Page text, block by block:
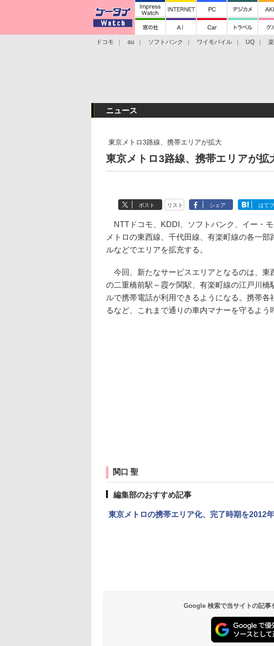
ドコモ au ソフトバンク ワイモバイル UQ
ニュース
東京メトロ3路線、携帯エリアが拡大
東京メトロ3路線、携帯エリアが拡
ポスト リスト シェア はてブ
NTTドコモ、KDDI、ソフトバンク、イー・
メトロの東西線、千代田線、有楽町線の各一
ルなどでエリアを拡充する。
今回、新たなサービスエリアとなるのは、東
の二重橋前駅～霞ケ関駅、有楽町線の江戸川
ルで携帯電話が利用できるようになる。携帯
るなど、これまで通りの車内マナーを守るよう
関口 聖
編集部のおすすめ記事
東京メトロの携帯エリア化、完了時期を2012
Google 検索で当サイトの記事